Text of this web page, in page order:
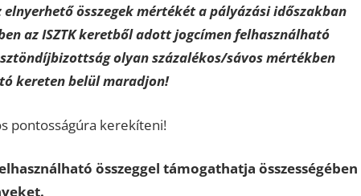
összegek mértékét a pályázási időszakban
az ISZTK keretből adott jogcímen felhasználható
olyan százalékos/sávos mértékben
kereten belül maradjon!
pontosságúra kerekíteni!
összeggel támogathatja összességében